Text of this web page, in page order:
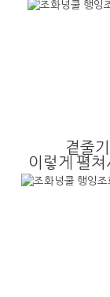
곁줄
이렇게 펼